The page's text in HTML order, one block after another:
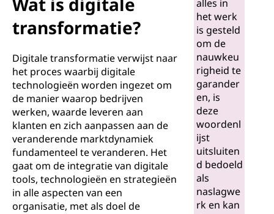
n
transformatie?
Digitale transformatie verwijst naar
het proces waarbij digitale
technologieën worden ingezet om
de manier waarop bedrijven
werken, waarde leveren aan
klanten en zich aanpassen aan de
veranderende marktdynamiek
fundamenteel te veranderen. Het
gaat om de integratie van digitale
tools, technologieën en strategieën
in alle aspecten van een
organisatie, met als doel de
alles in
het werk
is gesteld
om de
nauwkeu
righeid te
garander
en, is
deze
woordenl
ijst
uitsluiten
d bedoeld
als
naslagwe
rk en kan